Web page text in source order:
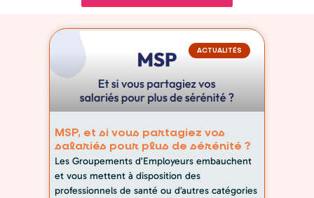
ACTUALITÉS
MSP, et si vous partagiez vos
salariés pour plus de sérénité ?
Les Groupements d’Employeurs embauchent
et vous mettent à disposition des
professionnels de santé ou d’autres catégories